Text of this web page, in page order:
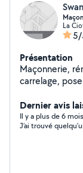
Maçon
La
Présentation
Maçonnerie,
carrelage,
Dernier avis
Il y a plus de 6 mois
J’ai trouvé